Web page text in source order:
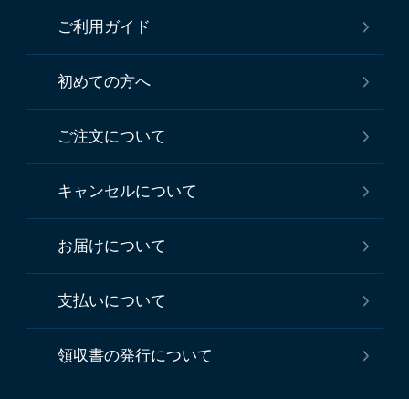
ご利用ガイド
初めての方へ
ご注文について
キャンセルについて
お届けについて
支払いについて
領収書の発行について